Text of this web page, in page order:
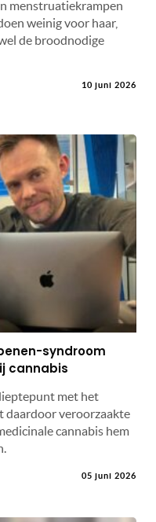
menstruatiekrampen
weinig voor haar,
de broodnodige
10 juni 2026
syndroom
cannabis
met het
daardoor veroorzaakte
cannabis hem
05 juni 2026